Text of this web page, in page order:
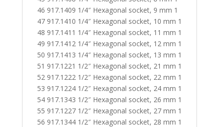
46 917.1409 1/4″ Hexagonal socket, 9 mm 1
47 917.1410 1/4″ Hexagonal socket, 10 mm 1
48 917.1411 1/4″ Hexagonal socket, 11 mm 1
49 917.1412 1/4″ Hexagonal socket, 12 mm 1
50 917.1413 1/4″ Hexagonal socket, 13 mm 1
51 917.1221 1/2″ Hexagonal socket, 21 mm 1
52 917.1222 1/2″ Hexagonal socket, 22 mm 1
53 917.1224 1/2″ Hexagonal socket, 24 mm 1
54 917.1343 1/2″ Hexagonal socket, 26 mm 1
55 917.1227 1/2″ Hexagonal socket, 27 mm 1
56 917.1344 1/2″ Hexagonal socket, 28 mm 1